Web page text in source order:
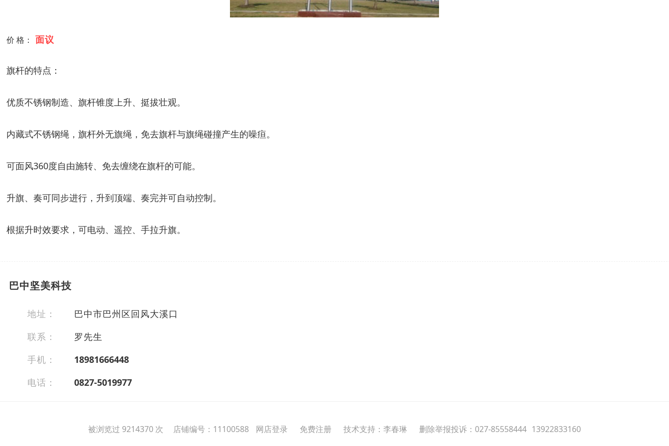
价 格： 面议
旗杆的特点：
优质不锈钢制造、旗杆锥度上升、挺拔壮观。
内藏式不锈钢绳，旗杆外无旗绳，免去旗杆与旗绳碰撞产生的噪疸。
可面风360度自由施转、免去缠绕在旗杆的可能。
升旗、奏可同步进行，升到顶端、奏完并可自动控制。
根据升时效要求，可电动、遥控、手拉升旗。
巴中坚美科技
地址：
巴中市巴州区回风大溪口
联系：
罗先生
手机：
18981666448
电话：
0827-5019977
被浏览过 9214370 次 店铺编号：11100588 网店登录 免费注册 技术支持：李春琳 删除举报投诉：027-85558444 13922833160